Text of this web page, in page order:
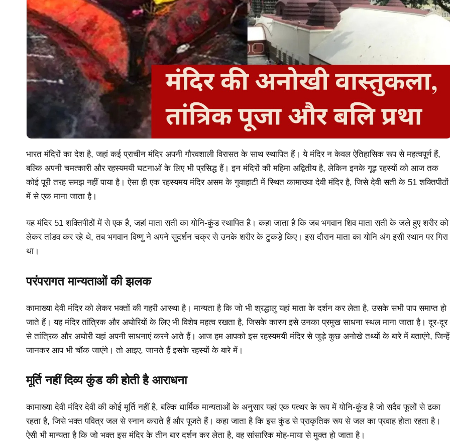
भारत मंदिरों का देश है, जहां कई प्राचीन मंदिर अपनी गौरवशाली विरासत के साथ स्थापित हैं। ये मंदिर न केवल ऐतिहासिक रूप से महत्वपूर्ण हैं,
बल्कि अपनी चमत्कारी और रहस्यमयी घटनाओं के लिए भी प्रसिद्ध हैं। इन मंदिरों की महिमा अद्वितीय है, लेकिन इनके गूढ़ रहस्यों को आज तक
कोई पूरी तरह समझ नहीं पाया है। ऐसा ही एक रहस्यमय मंदिर असम के गुवाहाटी में स्थित कामाख्या देवी मंदिर है, जिसे देवी सती के 51 शक्तिपीठों
में से एक माना जाता है।
यह मंदिर 51 शक्तिपीठों में से एक है, जहां माता सती का योनि-कुंड स्थापित है। कहा जाता है कि जब भगवान शिव माता सती के जले हुए शरीर को
लेकर तांडव कर रहे थे, तब भगवान विष्णु ने अपने सुदर्शन चक्र से उनके शरीर के टुकड़े किए। इस दौरान माता का योनि अंग इसी स्थान पर गिरा
था।
परंपरागत मान्यताओं की झलक
कामाख्या देवी मंदिर को लेकर भक्तों की गहरी आस्था है। मान्यता है कि जो भी श्रद्धालु यहां माता के दर्शन कर लेता है, उसके सभी पाप समाप्त हो
जाते हैं। यह मंदिर तांत्रिक और अघोरियों के लिए भी विशेष महत्व रखता है, जिसके कारण इसे उनका प्रमुख साधना स्थल माना जाता है। दूर-दूर
से तांत्रिक और अघोरी यहां अपनी साधनाएं करने आते हैं। आज हम आपको इस रहस्यमयी मंदिर से जुड़े कुछ अनोखे तथ्यों के बारे में बताएंगे, जिन्हें
जानकर आप भी चौंक जाएंगे। तो आइए, जानते हैं इसके रहस्यों के बारे में।
मूर्ति नहीं दिव्य कुंड की होती है आराधना
कामाख्या देवी मंदिर देवी की कोई मूर्ति नहीं है, बल्कि धार्मिक मान्यताओं के अनुसार यहां एक पत्थर के रूप में योनि-कुंड है जो सदैव फूलों से ढका
रहता है, जिसे भक्त पवित्र जल से स्नान कराते हैं और पूजते हैं। कहा जाता है कि इस कुंड से प्राकृतिक रूप से जल का प्रवाह होता रहता है।
ऐसी भी मान्यता है कि जो भक्त इस मंदिर के तीन बार दर्शन कर लेता है, वह सांसारिक मोह-माया से मुक्त हो जाता है।